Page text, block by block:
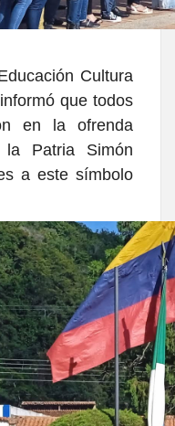
Cultura
que todos
en la ofrenda
Patria Simón
a este símbolo